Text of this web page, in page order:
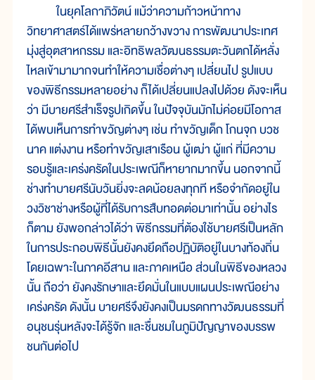
ในยุคโลกาภิวัตน์ แม้ว่าความก้าวหน้าทาง
วิทยาศาสตร์ได้แพร่หลายกว้างขวาง การพัฒนาประเทศ
มุ่งสู่อุตสาหกรรม และอิทธิพลวัฒนธรรมตะวันตกได้หลั่ง
ไหลเข้ามามากจนทำให้ความเชื่อต่างๆ เปลี่ยนไป รูปแบบ
ของพิธีกรรมหลายอย่าง ก็ได้เปลี่ยนแปลงไปด้วย ดังจะเห็น
ว่า มีบายศรีสำเร็จรูปเกิดขึ้น ในปัจจุบันมักไม่ค่อยมีโอกาส
ได้พบเห็นการทำขวัญต่างๆ เช่น ทำขวัญเด็ก โกนจุก บวช
นาค แต่งงาน หรือทำขวัญเสาเรือน ผู้เฒ่า ผู้แก่ ที่มีความ
รอบรู้และเคร่งครัดในประเพณีก็หายากมากขึ้น นอกจากนี้
ช่างทำบายศรีนับวันยิ่งจะลดน้อยลงทุกที หรือจำกัดอยู่ใน
วงวิชาช่างหรือผู้ที่ได้รับการสืบทอดต่อมาเท่านั้น อย่างไร
ก็ตาม ยังพอกล่าวได้ว่า พิธีกรรมที่ต้องใช้บายศรีเป็นหลัก
ในการประกอบพิธีนั้นยังคงยึดถือปฏิบัติอยู่ในบางท้องถิ่น
โดยเฉพาะในภาคอีสาน และภาคเหนือ ส่วนในพิธีของหลวง
นั้น ถือว่า ยังคงรักษาและยึดมั่นในแบบแผนประเพณีอย่าง
เคร่งครัด ดังนั้น บายศรีจึงยังคงเป็นมรดกทางวัฒนธรรมที่
อนุชนรุ่นหลังจะได้รู้จัก และชื่นชมในภูมิปัญญาของบรรพ
ชนกันต่อไป